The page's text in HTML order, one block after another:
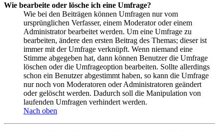
Wie bearbeite oder lösche ich eine Umfrage?
Wie bei den Beiträgen können Umfragen nur vom
ursprünglichen Verfasser, einem Moderator oder einem
Administrator bearbeitet werden. Um eine Umfrage zu
bearbeiten, ändere den ersten Beitrag des Themas; dieser ist
immer mit der Umfrage verknüpft. Wenn niemand eine
Stimme abgegeben hat, dann können Benutzer die Umfrage
löschen oder die Umfrageoption bearbeiten. Sollte allerdings
schon ein Benutzer abgestimmt haben, so kann die Umfrage
nur noch von Moderatoren oder Administratoren geändert
oder gelöscht werden. Dadurch soll die Manipulation von
laufenden Umfragen verhindert werden.
Nach oben